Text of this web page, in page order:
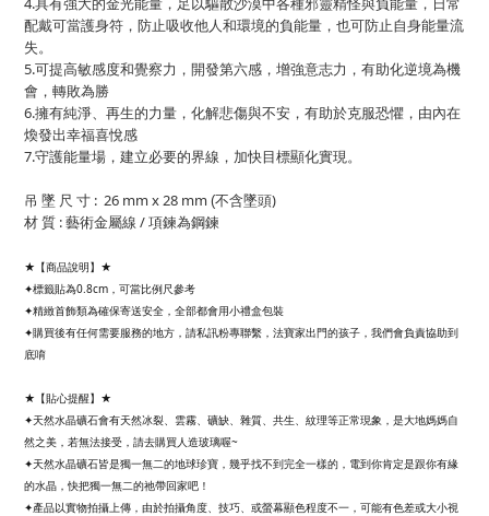
配戴可當護身符，防止吸收他人和環境的負能量，也可防止自身能量流
失。
5.可提高敏感度和覺察力，開發第六感，增強意志力，有助化逆境為機
會，轉敗為勝
6.擁有純淨、再生的力量，化解悲傷與不安，有助於克服恐懼，由內在
煥發出幸福喜悅感
7.守護能量場，建立必要的界線，加快目標顯化實現。
吊 墜 尺 寸 : 26 mm x 28 mm (不含墜頭)
材 質 : 藝術金屬線 / 項鍊為鋼鍊
★【商品說明】★
✦標籤貼為0.8cm，可當比例尺參考
✦精緻首飾類為確保寄送安全，全部都會用小禮盒包裝
✦購買後有任何需要服務的地方，請私訊粉專聯繫，法寶家出門的孩子，我們會負責協助到
底唷
★【貼心提醒】★
✦天然水晶礦石會有天然冰裂、雲霧、礦缺、雜質、共生、紋理等正常現象，是大地媽媽自
然之美，若無法接受，請去購買人造玻璃喔~
✦天然水晶礦石皆是獨一無二的地球珍寶，幾乎找不到完全一樣的，電到你肯定是跟你有緣
的水晶，快把獨一無二的祂帶回家吧！
✦產品以實物拍攝上傳，由於拍攝角度、技巧、或螢幕顯色程度不一，可能有色差或大小視